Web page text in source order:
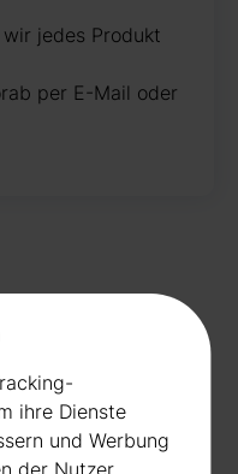
jedes Produkt
per E-Mail oder
ihre Dienste
und Werbung
der Nutzer